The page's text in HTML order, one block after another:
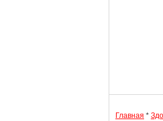
Главная *